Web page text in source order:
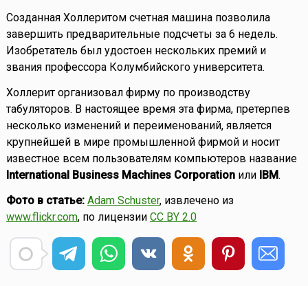
Созданная Холлеритом счетная машина позволила
завершить предварительные подсчеты за 6 недель.
Изобретатель был удостоен нескольких премий и
звания профессора Колумбийского университета.
Холлерит организовал фирму по производству
табуляторов. В настоящее время эта фирма, претерпев
несколько изменений и переименований, является
крупнейшей в мире промышленной фирмой и носит
известное всем пользователям компьютеров название
International Business Machines Corporation или IBM.
Фото в статье: Adam Schuster, извлечено из
www.flickr.com, по лицензии CC BY 2.0